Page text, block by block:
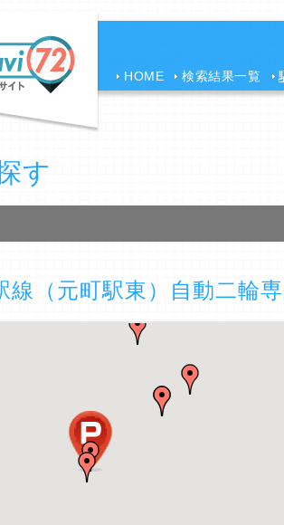
HOME 検索結果一覧
す
線（元町駅東）自動二輪